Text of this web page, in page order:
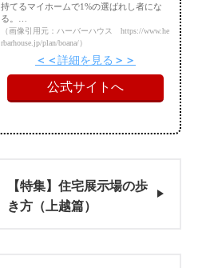
持てるマイホームで1%の選ばれし者にな
る。…
（画像引用元：ハーバーハウス https://www.he
rbarhouse.jp/plan/boana/）
詳細を見る
公式サイトへ
【特集】住宅展示場の歩
き方（上越篇）